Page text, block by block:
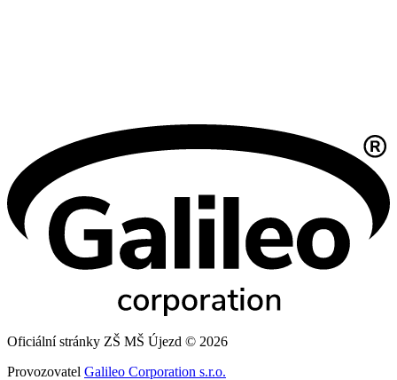
Oficiální stránky ZŠ MŠ Újezd © 2026
Provozovatel Galileo Corporation s.r.o.